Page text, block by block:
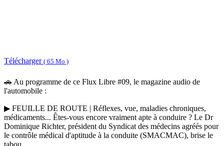
Télécharger ( 65 Mo )
🚗 Au programme de ce Flux Libre #09, le magazine audio de
l'automobile :
▶ FEUILLE DE ROUTE | Réflexes, vue, maladies chroniques,
médicaments... Êtes-vous encore vraiment apte à conduire ? Le Dr
Dominique Richter, président du Syndicat des médecins agréés pour
le contrôle médical d'aptitude à la conduite (SMACMAC), brise le